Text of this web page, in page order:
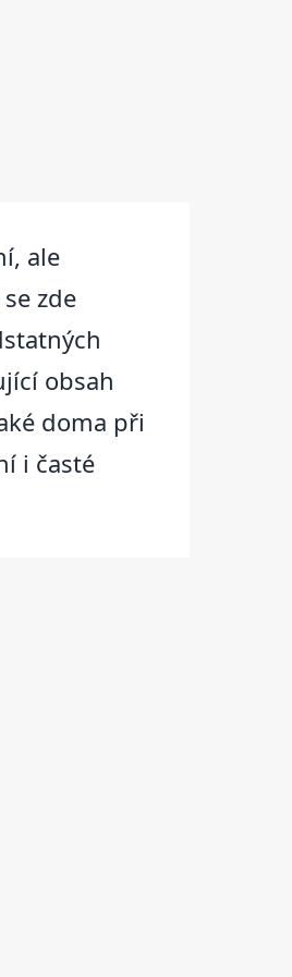
ale
zde
obsah
doma při
i časté